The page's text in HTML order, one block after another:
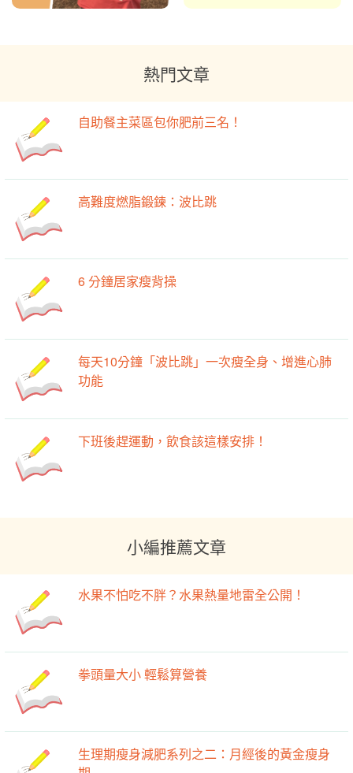
熱門文章
自助餐主菜區包你肥前三名！
高難度燃脂鍛鍊：波比跳
6 分鐘居家瘦背操
每天10分鐘「波比跳」一次瘦全身、增進心肺
功能
下班後趕運動，飲食該這樣安排！
小編推薦文章
水果不怕吃不胖？水果熱量地雷全公開！
拳頭量大小 輕鬆算營養
生理期瘦身減肥系列之二：月經後的黃金瘦身